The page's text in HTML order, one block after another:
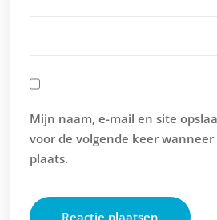
Mijn naam, e-mail en site
voor de volgende keer
plaats.